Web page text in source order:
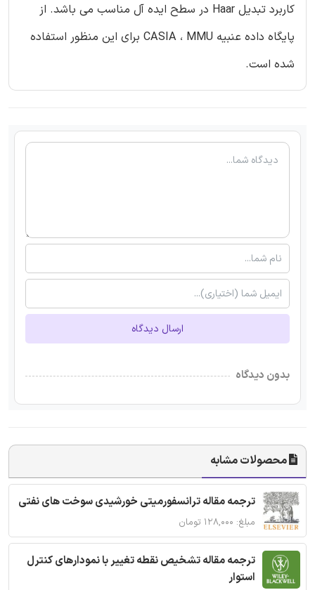
کاربرد تبدیل Haar در سطح ایده آل مناسب می باشد. از
پایگاه داده عنبیه CASIA ، MMU برای این منظور استفاده
شده است.
ارسال دیدگاه
بدون دیدگاه
محصولات مشابه
ترجمه مقاله ترانسفورمیتی خورشیدی سوخت های نفتی
مبلغ: ۱۲۸,۰۰۰ تومان
ترجمه مقاله تشخیص نقطه تغییر با نمودارهای کنترل
استوار